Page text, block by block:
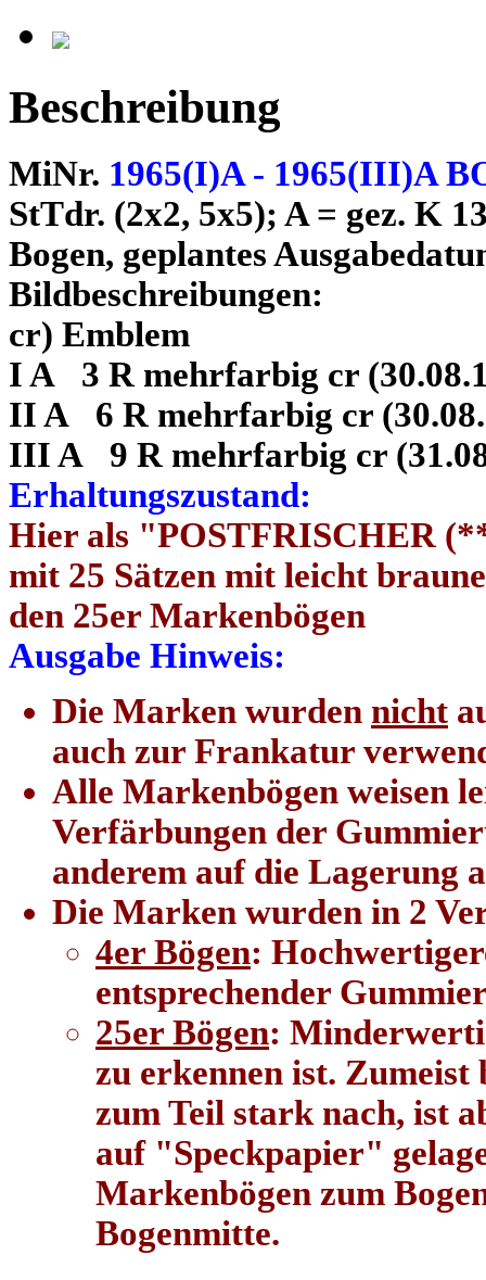
Beschreibung
MiNr. 1965(I)A - 1965(III)A
StTdr. (2x2, 5x5); A = gez. K
Bogen, geplantes
Bildbeschreibungen:
cr) Emblem
I A 3 R mehrfarbig cr
II A 6 R mehrfarbig cr
III A 9 R mehrfarbig cr
Erhaltungszustand:
Hier als "POSTFRISCHER
mit 25 Sätzen mit leicht
den 25er Markenbögen
Ausgabe Hinweis:
Die Marken wurden nicht
auch zur Frankatur
Alle Markenbögen weisen
Verfärbungen der
anderem auf die
Die Marken wurden in 2
4er Bögen:
entsprechender
25er Bögen:
zu erkennen ist.
zum Teil stark nach, ist
auf "Speckpapier"
Markenbögen zum
Bogenmitte.